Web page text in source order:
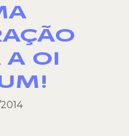
A OI